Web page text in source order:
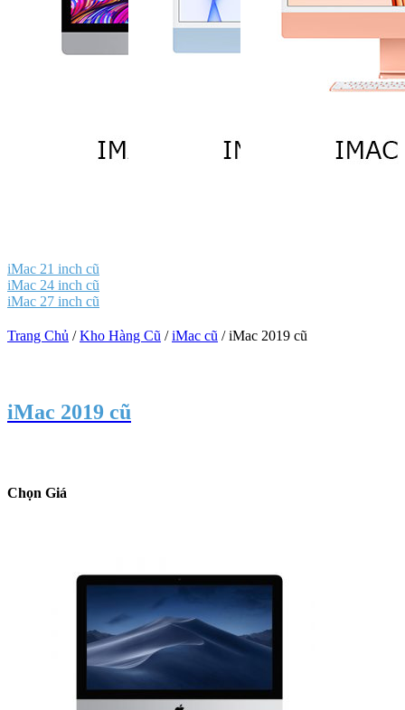
iMac 21 inch cũ
iMac 24 inch cũ
iMac 27 inch cũ
Trang Chủ /Kho Hàng Cũ /iMac cũ /iMac 2019 cũ
iMac 2019 cũ
Chọn Giá